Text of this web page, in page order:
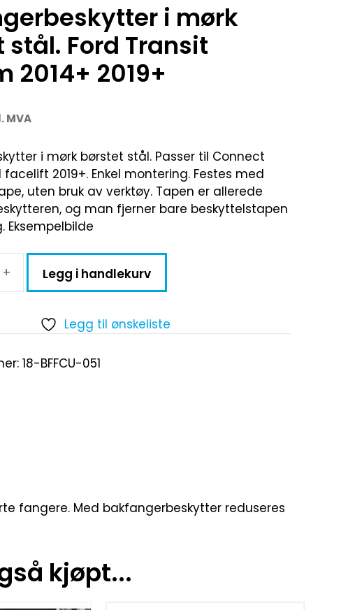
i mørk
stål. Ford Transit
2014+ 2019+
MVA
i mørk børstet stål. Passer til Connect
facelift 2019+. Enkel montering. Festes med
uten bruk av verktøy. Tapen er allerede
og man fjerner bare beskyttelstapen
Eksempelbilde
+ Legg i handlekurv
Legg til ønskeliste
18-BFFCU-051
fangere. Med bakfangerbeskytter reduseres
kjøpt...